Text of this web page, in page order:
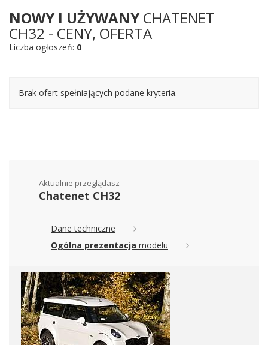
NOWY I UŻYWANY CHATENET
CH32 - CENY, OFERTA
Liczba ogłoszeń: 0
Brak ofert spełniających podane kryteria.
Aktualnie przeglądasz
Chatenet CH32
Dane techniczne
Ogólna prezentacja modelu